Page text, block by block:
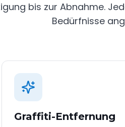
bis zur Abnahme.
Bedürfnisse
Graffiti-Entfernung